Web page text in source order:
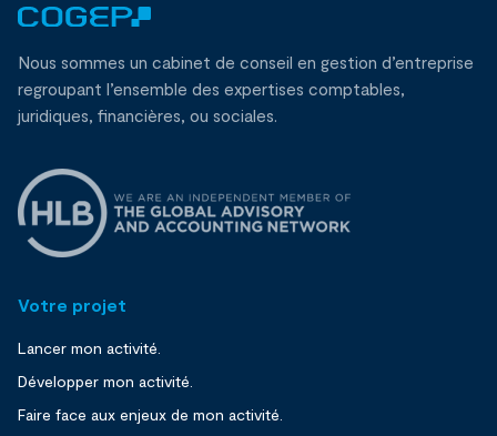
Nous sommes un cabinet de conseil en gestion d’entreprise
regroupant l’ensemble des expertises comptables,
juridiques, financières, ou sociales.
Votre projet
Lancer mon activité.
Développer mon activité.
Faire face aux enjeux de mon activité.